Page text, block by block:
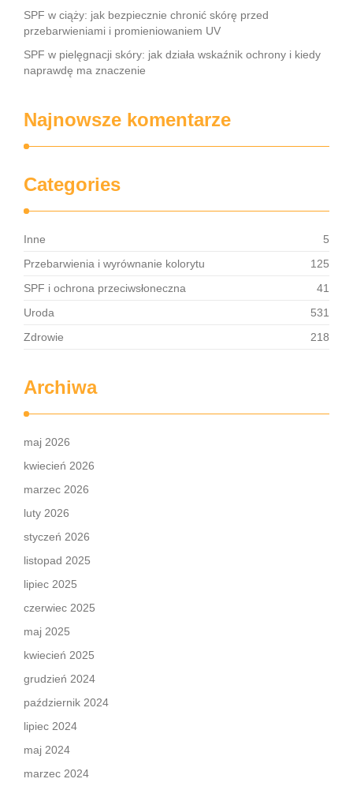
SPF w ciąży: jak bezpiecznie chronić skórę przed
przebarwieniami i promieniowaniem UV
SPF w pielęgnacji skóry: jak działa wskaźnik ochrony i kiedy
naprawdę ma znaczenie
Najnowsze komentarze
Categories
Inne
5
Przebarwienia i wyrównanie kolorytu
125
SPF i ochrona przeciwsłoneczna
41
Uroda
531
Zdrowie
218
Archiwa
maj 2026
kwiecień 2026
marzec 2026
luty 2026
styczeń 2026
listopad 2025
lipiec 2025
czerwiec 2025
maj 2025
kwiecień 2025
grudzień 2024
październik 2024
lipiec 2024
maj 2024
marzec 2024